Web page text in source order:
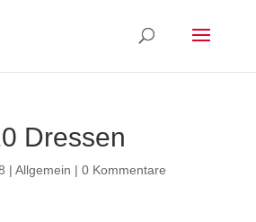
Dressen
| Allgemein | 0 Kommentare